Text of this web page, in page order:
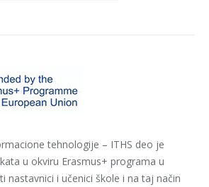
tehnologije – ITHS deo je
u okviru Erasmus+ programa u
nastavnici i učenici škole i na taj način